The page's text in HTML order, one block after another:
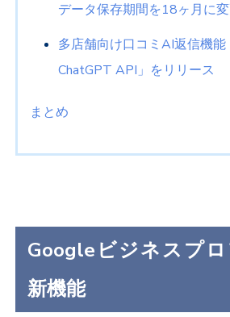
データ保存期間を18ヶ月に
多店舗向け口コミAI返信機
ChatGPT API」をリリース
まとめ
Googleビジネスプ
新機能